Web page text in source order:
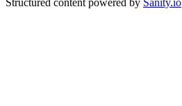
Structured content powered by Sanity.io